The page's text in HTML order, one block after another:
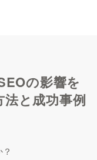
の影響を
と成功事例